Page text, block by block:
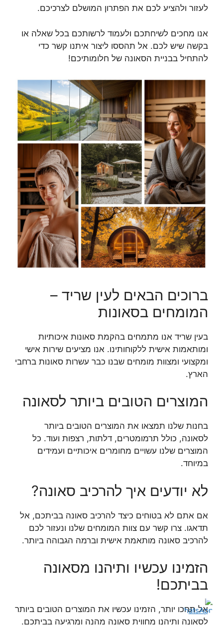
לעזור ולהציע לכם את הפתרון המושלם לצרכיכם.
אנו מחכים לשיחתכם ולעמוד לרשותכם בכל שאלה או
בקשה שיש לכם. אל תהססו ליצור איתנו קשר כדי
להתחיל בבניית הסאונה של חלומותיכם!
ברוכים הבאים לעין שריד –
המומחים בסאונות
בעין שריד אנו מתמחים בהקמת סאונות איכותיות
ומותאמות אישית ללקוחותינו. אנו מציעים שירות אישי
ומקצועי ומצוות מומחים שבנו כבר עשרות סאונות ברחבי
הארץ.
המוצרים הטובים ביותר לסאונה
בחנות שלנו תמצאו את המוצרים הטובים ביותר
לסאונה, כולל תרמומטרים, דלתות, רצפות ועוד. כל
המוצרים שלנו עשויים מחומרים איכותיים ועמידים
במיוחד.
לא יודעים איך להרכיב סאונה?
אם אתם לא בטוחים כיצד להרכיב סאונה בביתכם, אל
תדאגו. צרו קשר עם צוות המומחים שלנו ונעזור לכם
להרכיב סאונה מותאמת אישית וברמה הגבוהה ביותר.
הזמינו עכשיו ותיהנו מסאונה
בביתכם!
אל תחכו יותר, הזמינו עכשיו את המוצרים הטובים ביותר
לסאונה ותיהנו מחווית סאונה מהנה ומרגיעה בביתכם.